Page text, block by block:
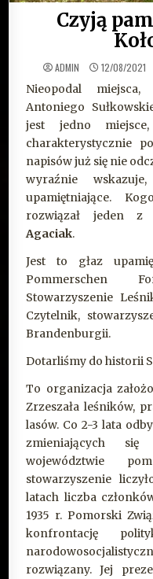
Czyją
ADMIN 12/08/2021
Nieopodal
Antoniego
jest jedno
charakterystycznie
napisów już się nie
wyraźnie
upamiętniające.
rozwiązał jeden z
Agaciak.
Jest to głaz
Pommerschen
Stowarzyszenie
Czytelnik,
Brandenburgii.
Dotarliśmy do historii
To organizacja
Zrzeszała leśników,
lasów. Co 2-3 lata
zmieniających
województwie
stowarzyszenie
latach liczba
1935 r. Pomorski
konfrontację
rozwiązany. Jej